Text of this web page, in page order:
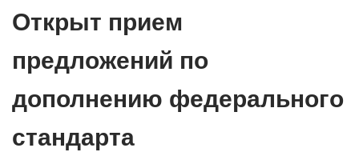
Открыт прием
предложений по
дополнению федерального
стандарта